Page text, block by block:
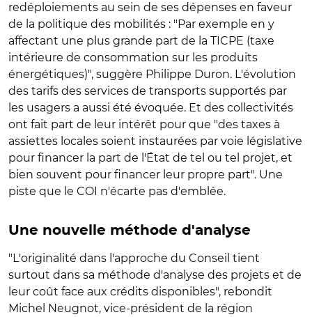
redéploiements au sein de ses dépenses en faveur
de la politique des mobilités : "Par exemple en y
affectant une plus grande part de la TICPE (taxe
intérieure de consommation sur les produits
énergétiques)", suggère Philippe Duron. L'évolution
des tarifs des services de transports supportés par
les usagers a aussi été évoquée. Et des collectivités
ont fait part de leur intérêt pour que "des taxes à
assiettes locales soient instaurées par voie législative
pour financer la part de l'État de tel ou tel projet, et
bien souvent pour financer leur propre part". Une
piste que le COI n'écarte pas d'emblée.
Une nouvelle méthode d'analyse
"L'originalité dans l'approche du Conseil tient
surtout dans sa méthode d'analyse des projets et de
leur coût face aux crédits disponibles", rebondit
Michel Neugnot, vice-président de la région